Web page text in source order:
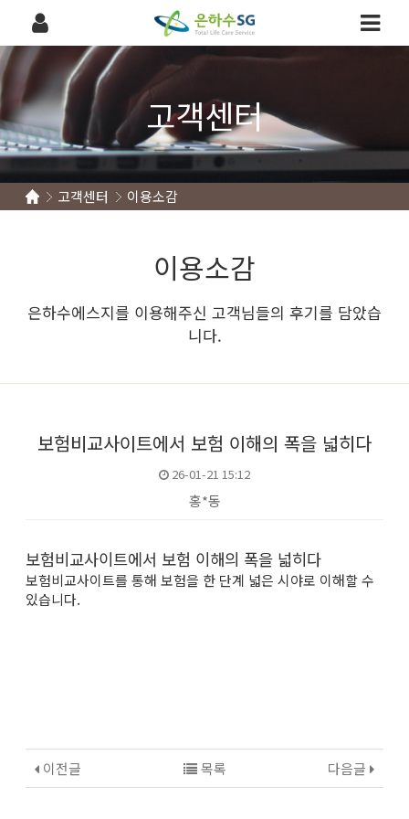
고객센터
고객센터 이용소감
이용소감
은하수에스지를 이용해주신 고객님들의 후기를 담았습
니다.
보험비교사이트에서 보험 이해의 폭을 넓히다
26-01-21 15:12
홍*동
본문
보험비교사이트에서 보험 이해의 폭을 넓히다
보험비교사이트를 통해 보험을 한 단계 넓은 시야로 이해할 수
있습니다.
이전글 다음글
목록